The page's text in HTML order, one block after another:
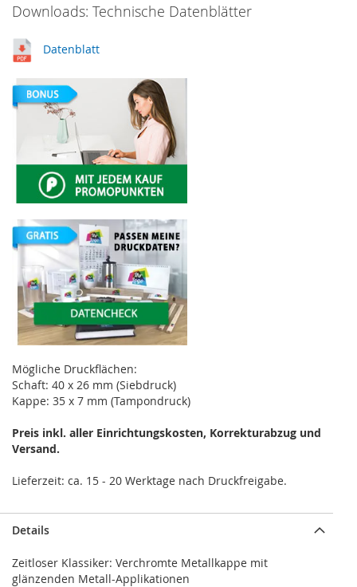
Downloads: Technische Datenblätter
Datenblatt
Mögliche Druckflächen:
Schaft: 40 x 26 mm (Siebdruck)
Kappe: 35 x 7 mm (Tampondruck)
Preis inkl. aller Einrichtungskosten, Korrekturabzug und
Versand.
Lieferzeit: ca. 15 - 20 Werktage nach Druckfreigabe.
Details
Zeitloser Klassiker: Verchromte Metallkappe mit
glänzenden Metall-Applikationen